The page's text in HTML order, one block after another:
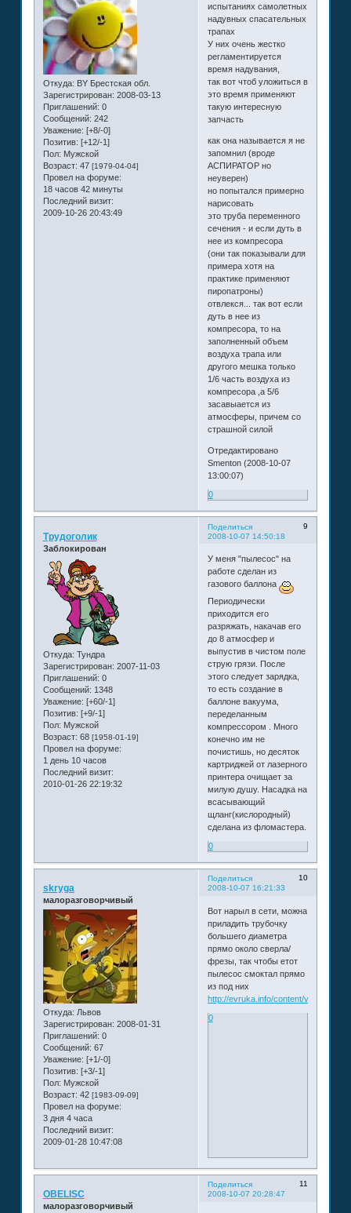
Откуда: BY Брестская обл.
Зарегистрирован: 2008-03-13
Приглашений: 0
Сообщений: 242
Уважение: [+8/-0]
Позитив: [+12/-1]
Пол: Мужской
Возраст: 47 [1979-04-04]
Провел на форуме:
18 часов 42 минуты
Последний визит:
2009-10-26 20:43:49
испытаниях самолетных
надувных спасательных
трапах
У них очень жестко
регламентируется
время надувания,
так вот чтоб уложиться в
это время применяют
такую интересную
запчасть
как она называется я не
запомнил (вроде
АСПИРАТОР но
неуверен)
но попытался примерно
нарисовать
это труба переменного
сечения - и если дуть в
нее из компресора
(они так показывали для
примера хотя на
практике применяют
пиропатроны)
отвлекся... так вот если
дуть в нее из
компресора, то на
заполненный объем
воздуха трапа или
другого мешка только
1/6 часть воздуха из
компресора ,а 5/6
засавыается из
атмосферы, причем со
страшной силой
Отредактировано
Smenton (2008-10-07
13:00:07)
0
Поделиться
9
2008-10-07 14:50:18
Трудоголик
Заблокирован
Откуда: Тундра
Зарегистрирован: 2007-11-03
Приглашений: 0
Сообщений: 1348
Уважение: [+60/-1]
Позитив: [+9/-1]
Пол: Мужской
Возраст: 68 [1958-01-19]
Провел на форуме:
1 день 10 часов
Последний визит:
2010-01-26 22:19:32
У меня "пылесос" на
работе сделан из
газового баллона
Периодически
приходится его
разряжать, накачав его
до 8 атмосфер и
выпустив в чистом поле
струю грязи. После
этого следует зарядка,
то есть создание в
баллоне вакуума,
переделанным
компрессором . Много
конечно им не
почистишь, но десяток
картриджей от лазерного
принтера очищает за
милую душу. Насадка на
всасывающий
щланг(кислородный)
сделана из фломастера.
0
Поделиться
10
2008-10-07 16:21:33
skryga
малоразговорчивый
Откуда: Львов
Зарегистрирован: 2008-01-31
Приглашений: 0
Сообщений: 67
Уважение: [+1/-0]
Позитив: [+3/-1]
Пол: Мужской
Возраст: 42 [1983-09-09]
Провел на форуме:
3 дня 4 часа
Последний визит:
2009-01-28 10:47:08
Вот нарыл в сети, можна
приладить трубочку
большего диаметра
прямо около сверла/
фрезы, так чтобы етот
пылесос смоктал прямо
из под них
http://evruka.info/content/view/86/46/
0
Поделиться
11
2008-10-07 20:28:47
OBELISC
малоразговорчивый